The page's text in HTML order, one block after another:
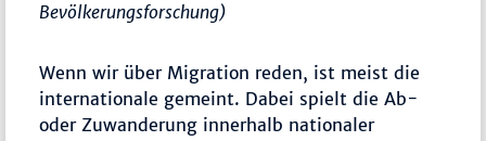
Bevölkerungsforschung)
Wenn wir über Migration reden, ist meist die
internationale gemeint. Dabei spielt die Ab-
oder Zuwanderung innerhalb nationaler